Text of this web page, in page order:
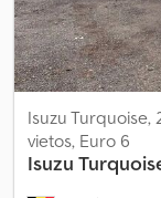
Isuzu Turquoise,
vietos, Euro 6
Isuzu